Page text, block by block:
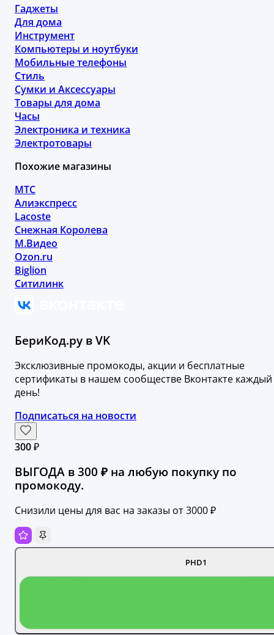
Гаджеты
Для дома
Инструмент
Компьютеры и ноутбуки
Мобильные телефоны
Стиль
Сумки и Аксессуары
Товары для дома
Часы
Электроника и техника
Электротовары
Похожие магазины
МТС
Алиэкспресс
Lacoste
Снежная Королева
М.Видео
Ozon.ru
Biglion
Ситилинк
БериКод.ру в VK
Эксклюзивные промокоды, акции и бесплатные
сертификаты в нашем сообществе Вконтакте каждый
день!
Подписаться на новости
300 ₽
ВЫГОДА в 300 ₽ на любую покупку по
промокоду.
Снизили цены для вас на заказы от 3000 ₽
PHD1